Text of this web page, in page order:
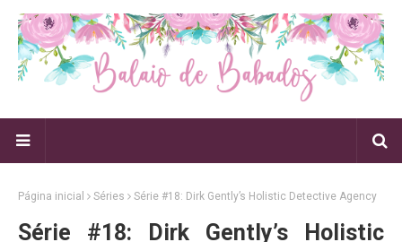
Página inicial Séries Série #18: Dirk Gently’s Holistic Detective Agency
Série #18: Dirk Gently’s Holistic